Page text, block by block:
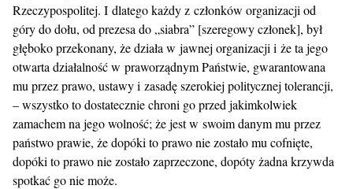
Rzeczypospolitej. I dlatego każdy z członków organizacji od
góry do dołu, od prezesa do „siabra” [szeregowy członek], był
głęboko przekonany, że działa w jawnej organizacji i że ta jego
otwarta działalność w praworządnym Państwie, gwarantowana
mu przez prawo, ustawy i zasadę szerokiej politycznej tolerancji,
– wszystko to dostatecznie chroni go przed jakimkolwiek
zamachem na jego wolność; że jest w swoim danym mu przez
państwo prawie, że dopóki to prawo nie zostało mu cofnięte,
dopóki to prawo nie zostało zaprzeczone, dopóty żadna krzywda
spotkać go nie może.